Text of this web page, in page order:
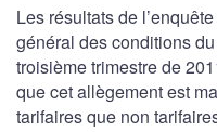
Les résultats de
général des conditions
troisième trimestre de
que cet allègement est
tarifaires que non